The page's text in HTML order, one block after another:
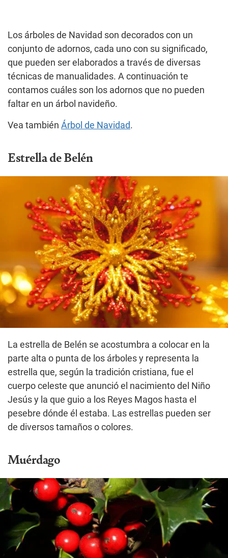
Los árboles de Navidad son decorados con un
conjunto de adornos, cada uno con su significado,
que pueden ser elaborados a través de diversas
técnicas de manualidades. A continuación te
contamos cuáles son los adornos que no pueden
faltar en un árbol navideño.
Vea también Árbol de Navidad.
Estrella de Belén
La estrella de Belén se acostumbra a colocar en la
parte alta o punta de los árboles y representa la
estrella que, según la tradición cristiana, fue el
cuerpo celeste que anunció el nacimiento del Niño
Jesús y la que guio a los Reyes Magos hasta el
pesebre dónde él estaba. Las estrellas pueden ser
de diversos tamaños o colores.
Muérdago